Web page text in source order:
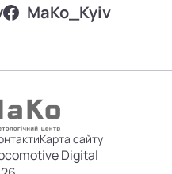
MаKo_Kyiv
Карта сайту
Digital